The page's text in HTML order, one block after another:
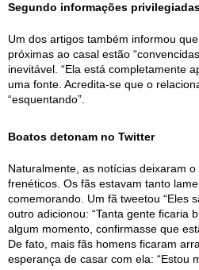
Segundo informações
Um dos artigos também informou
próximas ao casal estão
inevitável. “Ela está completamente
uma fonte. Acredita-se que o
“esquentando”.
Boatos detonam no Twitter
Naturalmente, as notícias deixaram
frenéticos. Os fãs estavam tanto
comemorando. Um fã tweetou “Eles
outro adicionou: “Tanta gente ficaria
algum momento, confirmasse que
De fato, mais fãs homens ficaram
esperança de casar com ela: “Estou